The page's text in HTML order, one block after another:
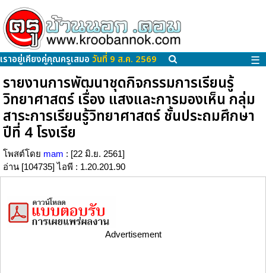
เราอยู่เคียงคู่คุณครูเสมอ วันที่ 9 ส.ค. 2569 ☰
รายงานการพัฒนาชุดกิจกรรมการเรียนรู้
วิทยาศาสตร์ เรื่อง แสงและการมองเห็น กลุ่ม
สาระการเรียนรู้วิทยาศาสตร์ ชั้นประถมศึกษา
ปีที่ 4 โรงเรีย
โพสต์โดย mam : [22 มิ.ย. 2561]
อ่าน [104735] ไอพี : 1.20.201.90
Advertisement